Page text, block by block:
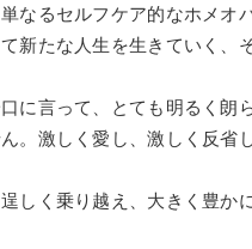
なるセルフケア的なホメオ
新たな人生を生きていく、
に言って、とても明るく朗
。激しく愛し、激しく反
しく乗り越え、大きく豊か